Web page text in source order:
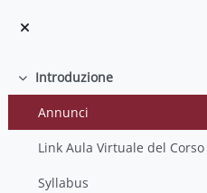
Minimizza
Introduzione
Annunci
Link Aula Virtuale del Corso
Syllabus